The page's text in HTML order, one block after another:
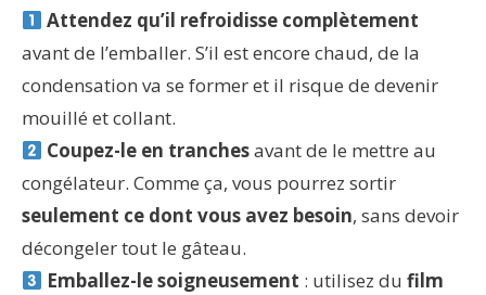
Attendez qu’il refroidisse complètement
avant de l’emballer. S’il est encore chaud, de la
condensation va se former et il risque de devenir
mouillé et collant.
Coupez-le en tranchesavant de le mettre au
congélateur. Comme ça, vous pourrez sortir
seulement ce dont vous avez besoin, sans devoir
décongeler tout le gâteau.
Emballez-le soigneusement : utilisez dufilm